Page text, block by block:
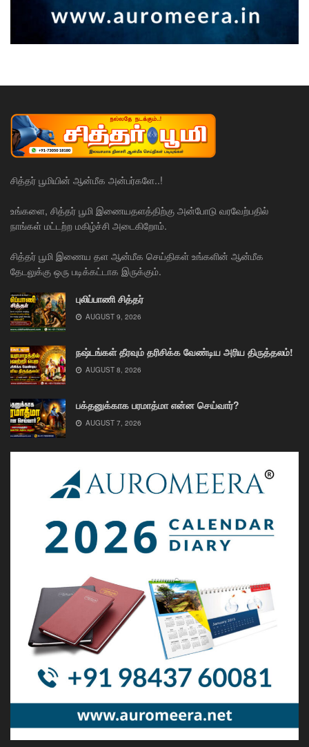
சித்தர் பூமியின் ஆன்மீக அன்பர்களே..!
உங்களை, சித்தர் பூமி இணையதளத்திற்கு அன்போடு வரவேற்பதில்
நாங்கள் மட்டற்ற மகிழ்ச்சி அடைகிறோம்.
சித்தர் பூமி இணைய தள ஆன்மீக செய்திகள் உங்களின் ஆன்மீக
தேடலுக்கு ஒரு படிக்கட்டாக இருக்கும்.
புலிப்பாணி சித்தர்
AUGUST 9, 2026
நஷ்டங்கள் தீரவும் தரிசிக்க வேண்டிய அரிய திருத்தலம்!
AUGUST 8, 2026
பக்தனுக்காக பரமாத்மா என்ன செய்வார்?
AUGUST 7, 2026